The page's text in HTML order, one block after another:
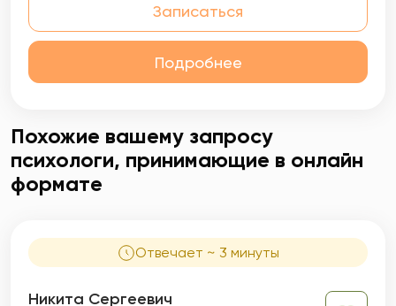
Записаться
Подробнее
Похожие вашему запросу
психологи, принимающие в онлайн
формате
Отвечает ~ 3 минуты
Никита Сергеевич